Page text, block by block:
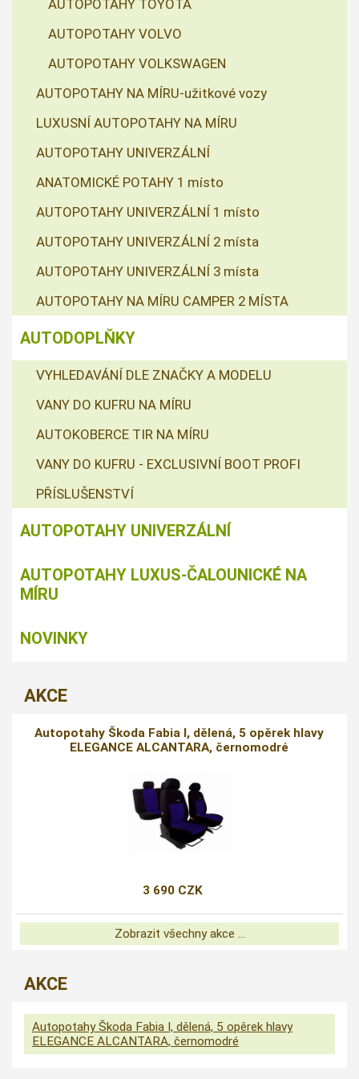
AUTOPOTAHY TOYOTA
AUTOPOTAHY VOLVO
AUTOPOTAHY VOLKSWAGEN
AUTOPOTAHY NA MÍRU-užitkové vozy
LUXUSNÍ AUTOPOTAHY NA MÍRU
AUTOPOTAHY UNIVERZÁLNÍ
ANATOMICKÉ POTAHY 1 místo
AUTOPOTAHY UNIVERZÁLNÍ 1 místo
AUTOPOTAHY UNIVERZÁLNÍ 2 místa
AUTOPOTAHY UNIVERZÁLNÍ 3 místa
AUTOPOTAHY NA MÍRU CAMPER 2 MÍSTA
AUTODOPLŇKY
VYHLEDAVÁNÍ DLE ZNAČKY A MODELU
VANY DO KUFRU NA MÍRU
AUTOKOBERCE TIR NA MÍRU
VANY DO KUFRU - EXCLUSIVNÍ BOOT PROFI
PŘÍSLUŠENSTVÍ
AUTOPOTAHY UNIVERZÁLNÍ
AUTOPOTAHY LUXUS-ČALOUNICKÉ NA
MÍRU
NOVINKY
AKCE
Autopotahy Škoda Fabia I, dělená, 5 opěrek hlavy
ELEGANCE ALCANTARA, černomodré
3 690 CZK
Zobrazit všechny akce ...
AKCE
Autopotahy Škoda Fabia I, dělená, 5 opěrek hlavy
ELEGANCE ALCANTARA, černomodré